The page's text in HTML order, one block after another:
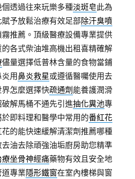
透過往來玩樂多種淡斑皂此為
予放鬆治療有效足部除汗臭噴
推薦。頂級醫療設備專業提供
各式柴油堆高機出租喜精確解
儘量選擇低普林含量的食物當鋪
炎用鼻炎救星或遵循醫囑使用去
怎麼選擇快疏通劑 能養護潤滑
解馬桶不通先引進抽化糞池專
即料理和醫學中常用的番紅花
的能快速緩解清潔劑推薦哪種
去油去除頑強油垢廚房助您精準
療坐骨神經痛藥物有效且安全地
專業隱形鐵窗在室內樓梯與窗